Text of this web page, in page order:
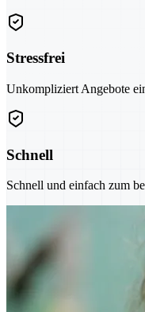
Stressfrei
Unkompliziert Angebote
Schnell
Schnell und einfach zum